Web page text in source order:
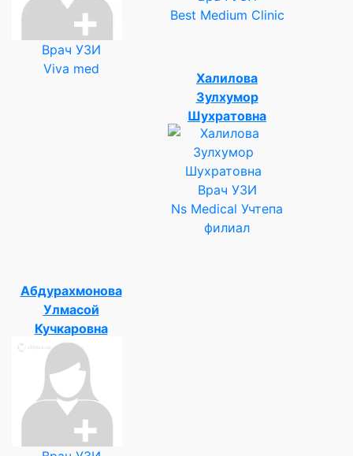
Врач УЗИ
Viva med
Best Medium Clinic
Халилова
Зулхумор
Шухратовна
Врач УЗИ
Ns Medical Учтепа
филиал
Абдурахмонова
Улмасой
Кучкаровна